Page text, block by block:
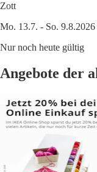
Zott
Mo. 13.7. - So. 9.8.2026
Nur noch heute gültig
Angebote der